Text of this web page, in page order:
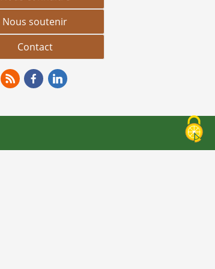
Nous soutenir
Contact